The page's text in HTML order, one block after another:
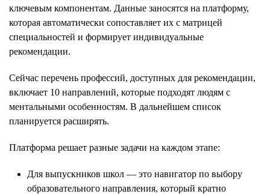
ключевым компонентам. Данные заносятся на платформу,
которая автоматически сопоставляет их с матрицей
специальностей и формирует индивидуальные
рекомендации.
Сейчас перечень профессий, доступных для рекомендации,
включает 10 направлений, которые подходят людям с
ментальными особенностям. В дальнейшем список
планируется расширять.
Платформа решает разные задачи на каждом этапе:
Для выпускников школ — это навигатор по выбору
образовательного направления, который кратно